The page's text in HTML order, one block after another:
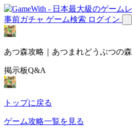
事前ガチャ ゲーム検索 ログイン
あつ森攻略｜あつまれどうぶつの森
掲示板Q&A
トップに戻る
ゲーム攻略一覧を見る